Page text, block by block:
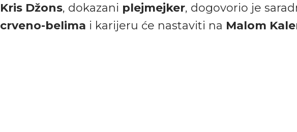
Kris Džons, dokazani plejmejker, dogovorio je
crveno-belima i karijeru će nastaviti na Malom